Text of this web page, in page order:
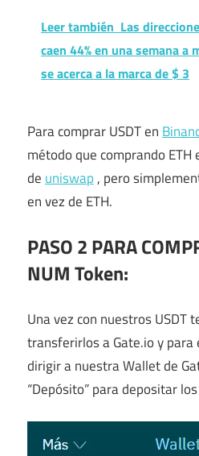
Leer también Las
caen 44% en una semana a
se acerca a la marca de $ 3
Para comprar USDT en
método que comprando
de uniswap , pero
en vez de ETH.
PASO 2 PARA
NUMToken:
Una vez con nuestros USDT
transferirlos a Gate.io y para
dirigir a nuestra Wallet de
“Depósito” para depositar los